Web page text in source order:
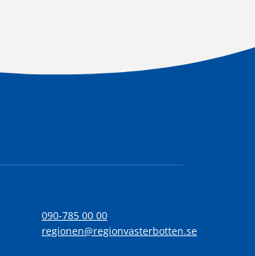
090-785 00 00
regionen@regionvasterbotten.se